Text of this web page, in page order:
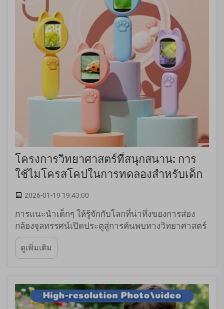
โครงการวิทยาศาสตร์ที่สนุกสนาน: การ
ใช้ไมโครสโคปในการทดลองสำหรับเด็ก
2026-01-19 19:43:00
การแนะนำเด็กๆ ให้รู้จักกับโลกที่น่าทึ่งของการส่อง
กล้องจุลทรรศน์เปิดประตูสู่การค้นพบทางวิทยาศาสตร์
และความประหลาดใจ ไมโครสโคปสำหรับการใช้งาน
ของเด็กเปลี่ยนวัตถุธรรมดาให้กลายเป็นการผจญภัยที่
น่าตื่นตาตื่นใจ โดยเผยให้เห็นรายละเอียดที่ซ่อนอยู่
ดูเพิ่มเติม